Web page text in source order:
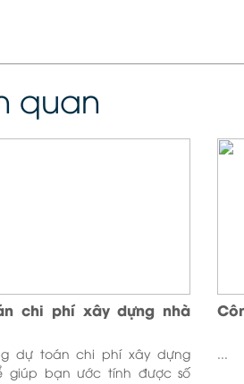
quan
chi phí xây dựng nhà
dự toán chi phí xây dựng
giúp bạn ước tính được số
...